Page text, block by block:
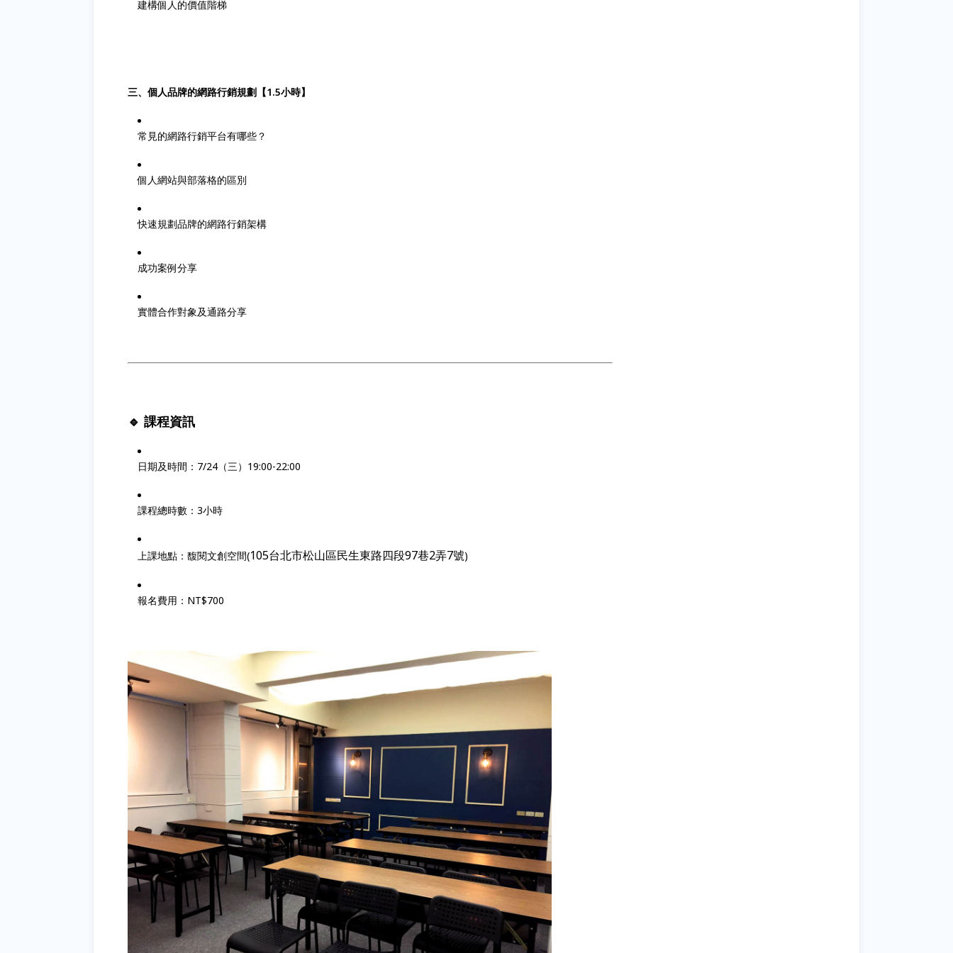
建構個人的價值階梯
三、個人品牌的網路行銷規劃【1.5小時】
常見的網路行銷平台有哪些？
個人網站與部落格的區別
快速規劃品牌的網路行銷架構
成功案例分享
實體合作對象及通路分享
🔹 課程資訊
日期及時間：7/24（三）19:00-22:00
課程總時數：3小時
上課地點：馥閱文創空間(105台北市松山區民生東路四段97巷2弄7號)
報名費用：NT$700